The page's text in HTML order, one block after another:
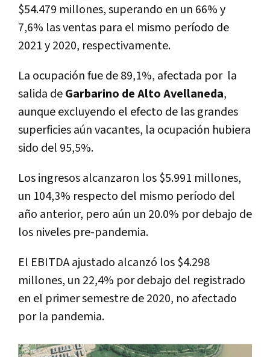
$54.479 millones, superando en un 66% y
7,6% las ventas para el mismo período de
2021 y 2020, respectivamente.
La ocupación fue de 89,1%, afectada por la
salida deGarbarino de Alto Avellaneda,
aunque excluyendo el efecto de las grandes
superficies aún vacantes, la ocupación hubiera
sido del 95,5%.
Los ingresos alcanzaron los $5.991 millones,
un 104,3% respecto del mismo período del
año anterior, pero aún un 20.0% por debajo de
los niveles pre-pandemia.
El EBITDA ajustado alcanzó los $4.298
millones, un 22,4% por debajo del registrado
en el primer semestre de 2020, no afectado
por la pandemia.